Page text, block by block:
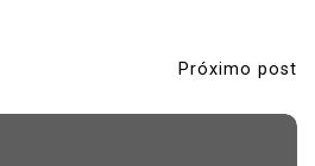
Próximo post